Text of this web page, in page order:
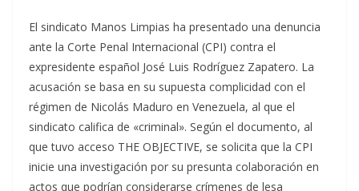
El sindicato Manos Limpias ha presentado una denuncia
ante la Corte Penal Internacional (CPI) contra el
expresidente español José Luis Rodríguez Zapatero. La
acusación se basa en su supuesta complicidad con el
régimen de Nicolás Maduro en Venezuela, al que el
sindicato califica de «criminal». Según el documento, al
que tuvo acceso THE OBJECTIVE, se solicita que la CPI
inicie una investigación por su presunta colaboración en
actos que podrían considerarse crímenes de lesa